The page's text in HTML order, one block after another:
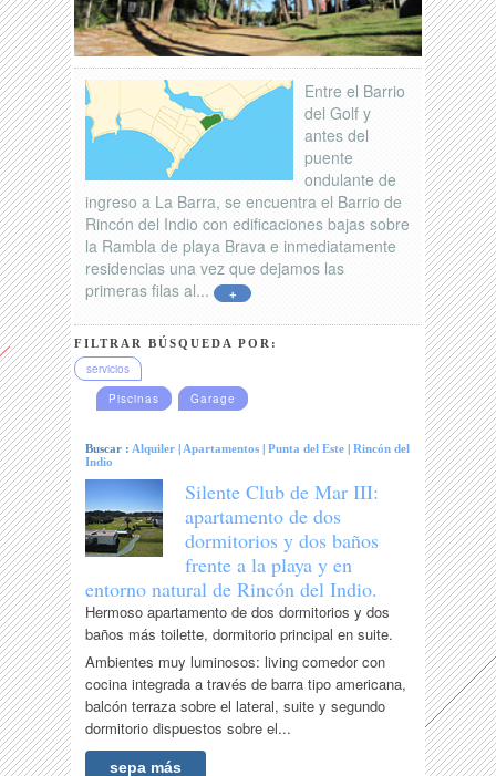
Entre el Barrio
del Golf y
antes del
puente
ondulante de
ingreso a La Barra, se encuentra el Barrio de
Rincón del Indio con edificaciones bajas sobre
la Rambla de playa Brava e inmediatamente
residencias una vez que dejamos las
primeras filas al...
+
FILTRAR BÚSQUEDA POR:
servicios
Piscinas
Garage
Buscar : Alquiler | Apartamentos |Punta del Este |Rincón del
Indio
Silente Club de Mar III:
apartamento de dos
dormitorios y dos baños
frente a la playa y en
entorno natural de Rincón del Indio.
Hermoso apartamento de dos dormitorios y dos
baños más toilette, dormitorio principal en suite.
Ambientes muy luminosos: living comedor con
cocina integrada a través de barra tipo americana,
balcón terraza sobre el lateral, suite y segundo
dormitorio dispuestos sobre el...
sepa más